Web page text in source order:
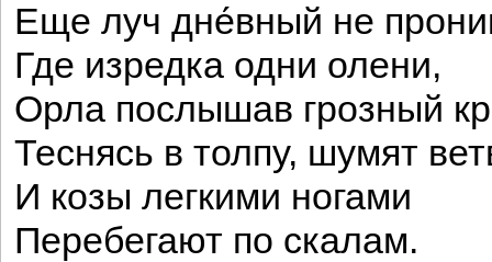
Еще луч дне́вный не
Где изредка одни олени,
Орла послышав грозный
Теснясь в толпу, шумят
И козы легкими ногами
Перебегают по скалам.